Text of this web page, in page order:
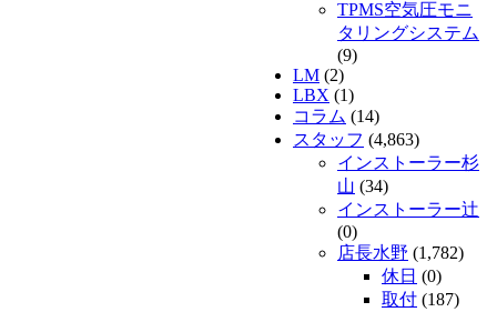
TPMS空気圧モニ
タリングシステム
(9)
LM (2)
LBX (1)
コラム (14)
スタッフ (4,863)
インストーラー杉
山 (34)
インストーラー辻
(0)
店長水野 (1,782)
休日 (0)
取付 (187)